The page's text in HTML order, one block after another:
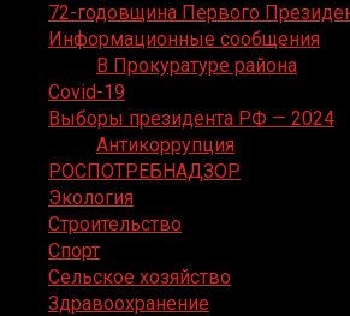
72-годовщина Первого
Информационные сообщения
В Прокуратуре района
Covid-19
Выборы президента РФ — 2024
Антикоррупция
РОСПОТРЕБНАДЗОР
Экология
Строительство
Спорт
Сельское хозяйство
Здравоохранение